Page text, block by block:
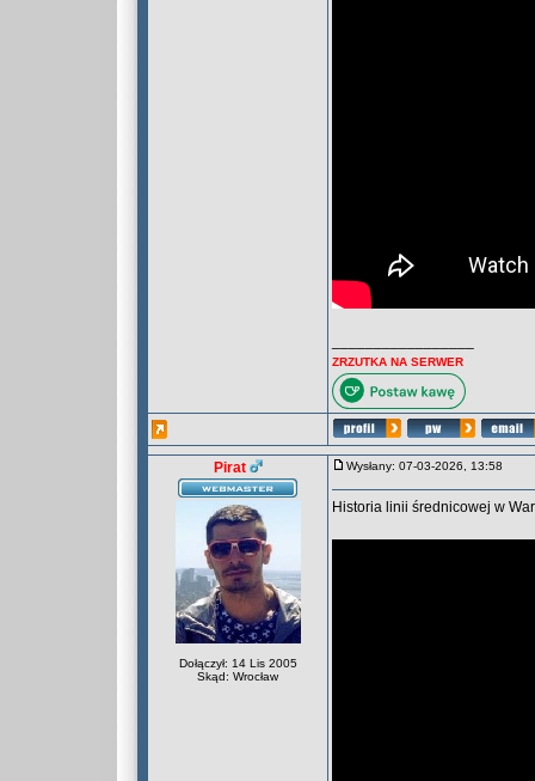
ZRZUTKA NA SERWER
Pirat
Dołączył: 14 Lis 2005
Skąd: Wrocław
Wysłany: 07-03-2026, 13:58
Historia linii średnicowej w